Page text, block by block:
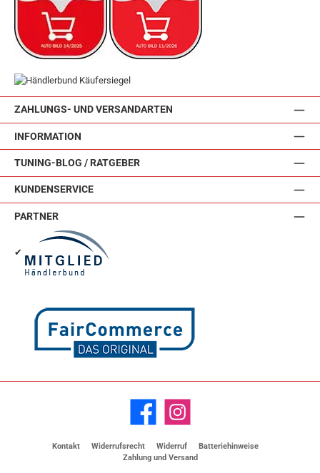
ZAHLUNGS- UND VERSANDARTEN
INFORMATION
TUNING-BLOG / RATGEBER
KUNDENSERVICE
PARTNER
✔
Facebook Instagram
Kontakt Widerrufsrecht Widerruf
Batteriehinweise
Zahlung und Versand